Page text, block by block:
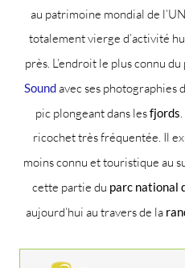
au patrimoine mondial de
totalement vierge d’activité
près. L’endroit le plus connu
Soundavec ses photographies
pic plongeant dans lesfjords
ricochet très fréquentée. Il
moins connu et touristique au
cette partie du parc national
aujourd’hui au travers de la